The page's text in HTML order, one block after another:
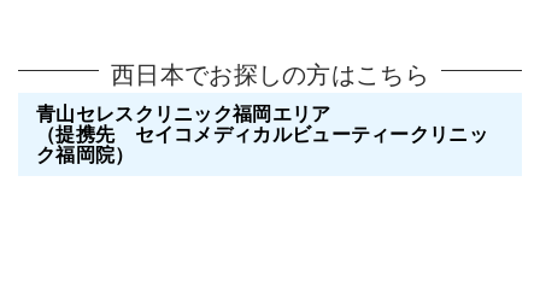
西日本でお探しの方はこちら
青山セレスクリニック福岡エリア
（提携先 セイコメディカルビューティークリニッ
ク福岡院）